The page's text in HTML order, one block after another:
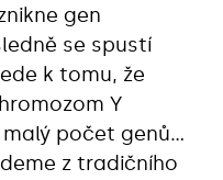
gen
se spustí
k tomu, že
Y
počet genů…
z tradičního